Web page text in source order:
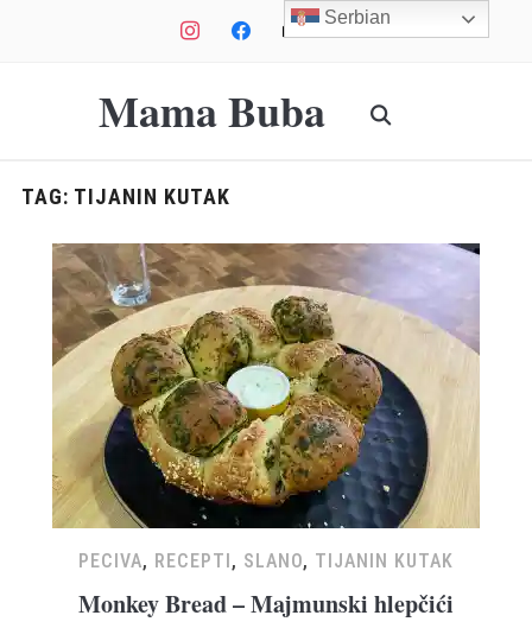
instagramfacebook mail youtube
Mama Buba
TAG: TIJANIN KUTAK
PECIVA, RECEPTI, SLANO, TIJANIN KUTAK
Monkey Bread – Majmunski hlepčići
Serbian